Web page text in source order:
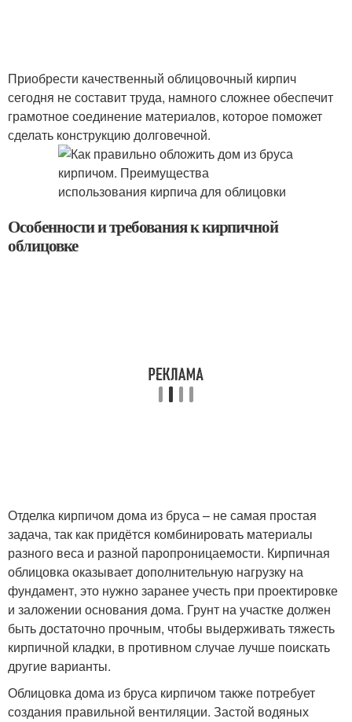
Приобрести качественный облицовочный кирпич
сегодня не составит труда, намного сложнее обеспечит
грамотное соединение материалов, которое поможет
сделать конструкцию долговечной.
Особенности и требования к кирпичной
облицовке
Отделка кирпичом дома из бруса – не самая простая
задача, так как придётся комбинировать материалы
разного веса и разной паропроницаемости. Кирпичная
облицовка оказывает дополнительную нагрузку на
фундамент, это нужно заранее учесть при проектировке
и заложении основания дома. Грунт на участке должен
быть достаточно прочным, чтобы выдерживать тяжесть
кирпичной кладки, в противном случае лучше поискать
другие варианты.
Облицовка дома из бруса кирпичом также потребует
создания правильной вентиляции. Застой водяных